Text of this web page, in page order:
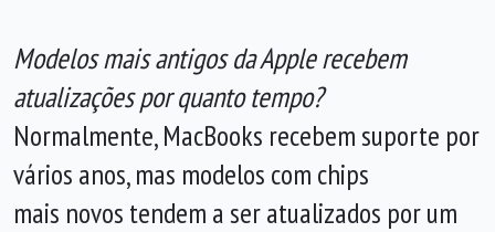
Modelos mais antigos da Apple recebem
atualizações por quanto tempo?
Normalmente, MacBooks recebem suporte por
vários anos, mas modelos com chips
mais novos tendem a ser atualizados por um